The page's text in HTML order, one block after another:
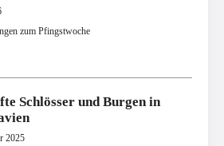
zum Pfingstwoche
Schlösser und Burgen in
2025